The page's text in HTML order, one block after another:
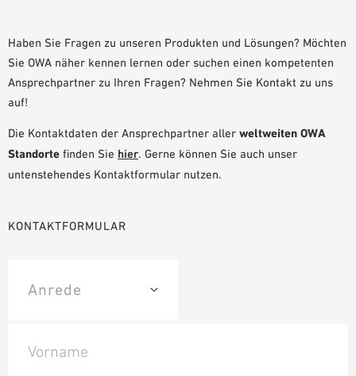
BIM/REVIT BIBLIOTHEK
VIDEOS
OWA-SCHULUNGEN
MUSTERBESTELLUNG
Haben Sie Fragen zu unseren Produkten und Lösungen? Möchten
Sie OWA näher kennen lernen oder suchen einen kompetenten
Ansprechpartner zu Ihren Fragen? Nehmen Sie Kontakt zu uns
auf!
Die Kontaktdaten der Ansprechpartner aller weltweiten OWA
Standorte finden Sie hier. Gerne können Sie auch unser
untenstehendes Kontaktformular nutzen.
KONTAKTFORMULAR
Vorname